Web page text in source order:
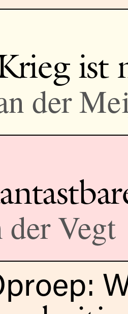
ist
der
der Vegt